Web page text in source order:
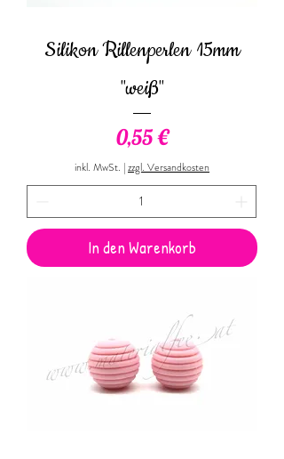
Silikon Rillenperlen 15mm
"weiß"
Preis
0,55 €
inkl. MwSt. |zzgl. Versandkosten
In den Warenkorb